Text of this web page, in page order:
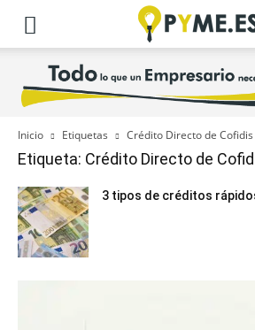
Inicio Etiquetas Crédito Directo de Cofidis
Etiqueta: Crédito Directo de
3 tipos de créditos